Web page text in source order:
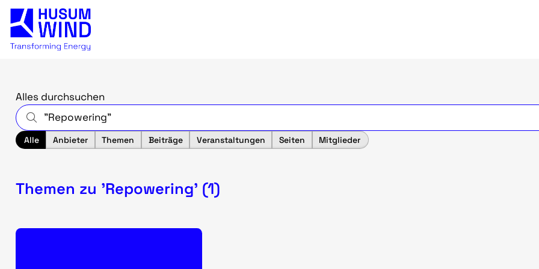
Alles durchsuchen
Alle Anbieter Themen Beiträge Veranstaltungen Seiten Mitglieder
Themen zu 'Repowering' (1)